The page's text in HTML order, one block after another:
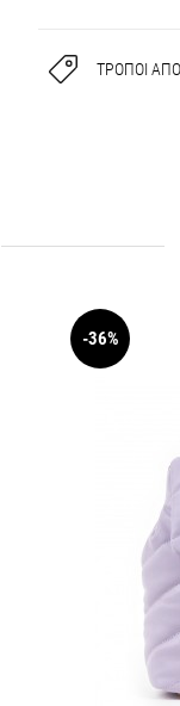
ΤΡΟΠΟΙ
-36%